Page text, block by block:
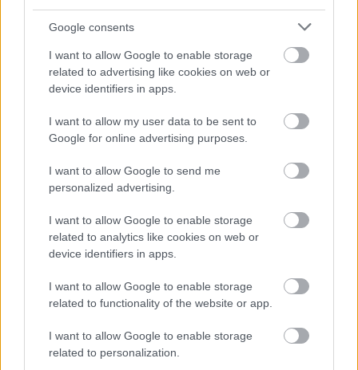
Google consents
I want to allow Google to enable storage
related to advertising like cookies on web or
device identifiers in apps.
I want to allow my user data to be sent to
Google for online advertising purposes.
I want to allow Google to send me
personalized advertising.
I want to allow Google to enable storage
related to analytics like cookies on web or
device identifiers in apps.
I want to allow Google to enable storage
related to functionality of the website or app.
I want to allow Google to enable storage
related to personalization.
Erre a pincér:
– Ugye tudja, hogy az az ára és nem a sorszáma?
– Ohhh, akkor a 10-esből kérek egy palackkal.